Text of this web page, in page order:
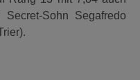
Sohn Segafredo